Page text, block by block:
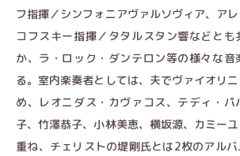
フ指揮／シンフォニアヴァルソヴィア、ア
コフスキー指揮／タタルスタン響などとも
か、ラ・ロック・ダンテロン等の様々な音
る。室内楽奏者としては、夫でヴァイオリ
め、レオニダス・カヴァコス、テディ・パ
子、竹澤恭子、小林美恵、横坂源、カミー
重ね、チェリストの堤剛氏とは2枚のアル